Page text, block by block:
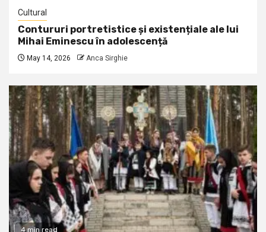
Cultural
Contururi portretistice și existențiale ale lui
Mihai Eminescu în adolescență
May 14, 2026 Anca Sirghie
4 min read